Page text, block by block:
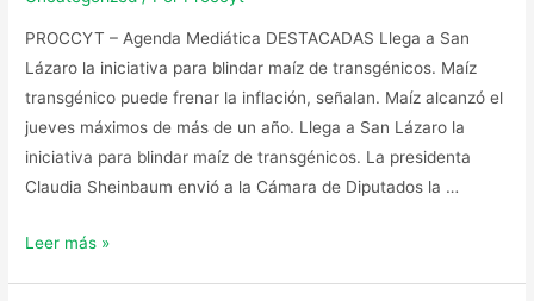
PROCCYT – Agenda Mediática DESTACADAS Llega a San
Lázaro la iniciativa para blindar maíz de transgénicos. Maíz
transgénico puede frenar la inflación, señalan. Maíz alcanzó el
jueves máximos de más de un año. Llega a San Lázaro la
iniciativa para blindar maíz de transgénicos. La presidenta
Claudia Sheinbaum envió a la Cámara de Diputados la …
Leer más »